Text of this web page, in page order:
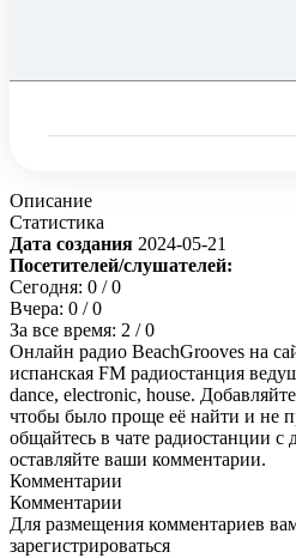
Описание
Статистика
Дата создания 2024-05-21
Посетителей/слушателей:
Сегодня: 0 / 0
Вчера: 0 / 0
За все время: 2 / 0
Онлайн радио BeachGrooves на
испанская FM радиостанция
dance, electronic, house.
чтобы было проще её найти и не
общайтесь в чате радиостанции
оставляйте ваши комментарии.
Комментарии
Комментарии
Для размещения комментариев
зарегистрироваться